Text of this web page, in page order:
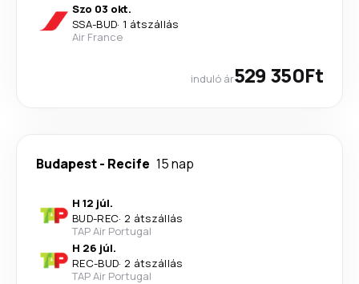
Szo 03 okt.
SSA-BUD· 1 átszállás
Air France
induló ár529 350Ft
Budapest- Recife 15 nap
H 12 júl.
BUD-REC· 2 átszállás
TAP Air Portugal
H 26 júl.
REC-BUD· 2 átszállás
TAP Air Portugal